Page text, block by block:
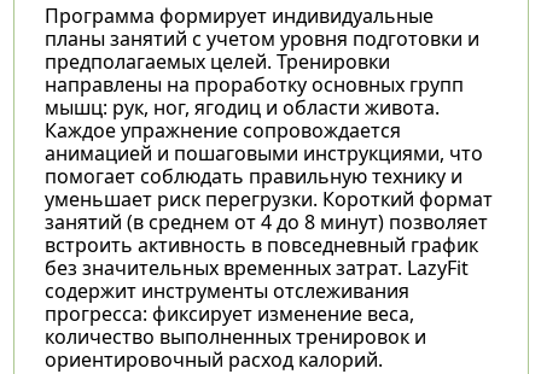
Программа формирует индивидуальные
планы занятий с учетом уровня подготовки и
предполагаемых целей. Тренировки
направлены на проработку основных групп
мышц: рук, ног, ягодиц и области живота.
Каждое упражнение сопровождается
анимацией и пошаговыми инструкциями, что
помогает соблюдать правильную технику и
уменьшает риск перегрузки. Короткий формат
занятий (в среднем от 4 до 8 минут) позволяет
встроить активность в повседневный график
без значительных временных затрат. LazyFit
содержит инструменты отслеживания
прогресса: фиксирует изменение веса,
количество выполненных тренировок и
ориентировочный расход калорий.